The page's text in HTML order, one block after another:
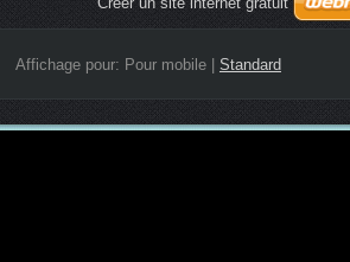
Affichage pour: Pour mobile| Standard